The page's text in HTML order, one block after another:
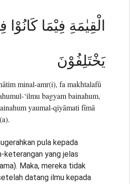
الْقِيٰمَةِ فِيْمَا كَانُوْا
يَخْتَلِفُوْنَ
minal-amr(i), fa makhtalafū
‘ilmu bagyam bainahum,
yaumal-qiyāmati fīmā
pula kepada
keterangan yang jelas
Maka, mereka tidak
datang ilmu kepada